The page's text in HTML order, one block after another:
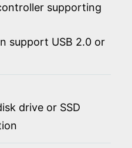
supporting
support USB 2.0 or
drive or SSD